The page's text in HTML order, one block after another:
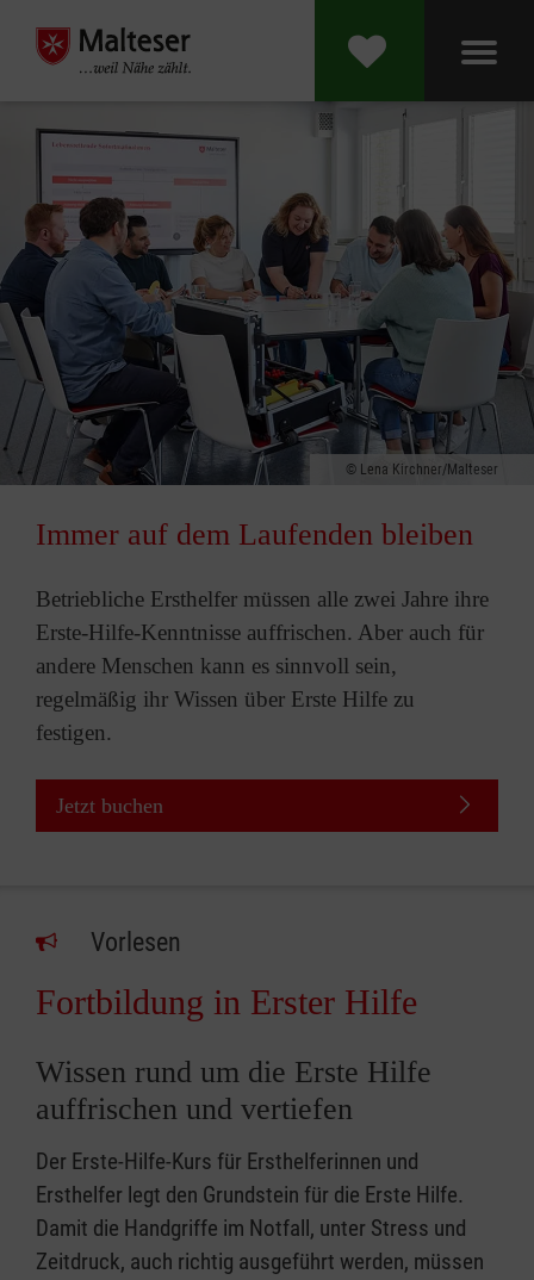
Lena Kirchner/Malteser
Immer auf dem Laufenden bleiben
Betriebliche Ersthelfer müssen alle zwei Jahre ihre
Erste-Hilfe-Kenntnisse auffrischen. Aber auch für
andere Menschen kann es sinnvoll sein,
regelmäßig ihr Wissen über Erste Hilfe zu
festigen.
Jetzt buchen
Vorlesen
Fortbildung in Erster Hilfe
Wissen rund um die Erste Hilfe
auffrischen und vertiefen
Der Erste-Hilfe-Kurs für Ersthelferinnen und
Ersthelfer legt den Grundstein für die Erste Hilfe.
Damit die Handgriffe im Notfall, unter Stress und
Zeitdruck, auch richtig ausgeführt werden, müssen